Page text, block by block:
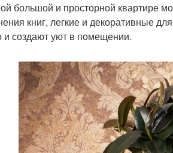
большой и просторной квартире
книг, легкие и декоративные
и создают уют в помещении.